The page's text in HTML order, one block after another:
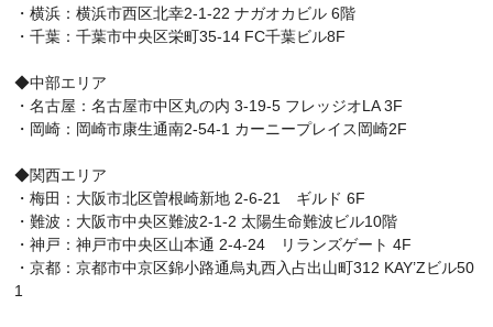
・横浜：横浜市西区北幸2-1-22 ナガオカビル 6階
・千葉：千葉市中央区栄町35-14 FC千葉ビル8F
◆中部エリア
・名古屋：名古屋市中区丸の内 3-19-5 フレッジオLA 3F
・岡崎：岡崎市康生通南2-54-1 カーニープレイス岡崎2F
◆関西エリア
・梅田：大阪市北区曽根崎新地 2-6-21 ギルド 6F
・難波：大阪市中央区難波2-1-2 太陽生命難波ビル10階
・神戸：神戸市中央区山本通 2-4-24 リランズゲート 4F
・京都：京都市中京区錦小路通烏丸西入占出山町312 KAY’Zビル50
1